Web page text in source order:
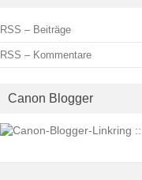
RSS – Beiträge
RSS – Kommentare
Canon Blogger